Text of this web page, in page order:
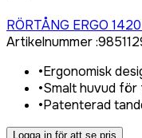
RÖRTÅNG ERGO
Artikelnummer:985112
•Ergonomisk
•Smalt huvud
•Patenterad
Logga in för att se pris